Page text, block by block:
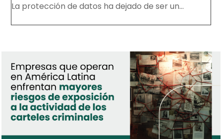
La protección de datos ha dejado de ser un...